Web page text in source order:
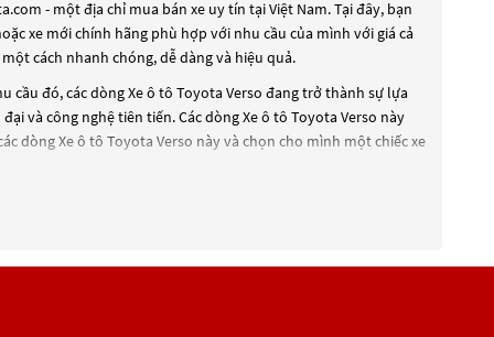
- một địa chỉ mua bán xe uy tín tại Việt Nam. Tại đây, bạn
xe mới chính hãng phù hợp với nhu cầu của mình với giá cả
cách nhanh chóng, dễ dàng và hiệu quả.
cầu đó, các dòngXe ô tô Toyota Verso đang trở thành sự lựa
và công nghệ tiên tiến. Các dòngXe ô tô Toyota Verso này
dòngXe ô tô Toyota Verso này và chọn cho mình một chiếc xe